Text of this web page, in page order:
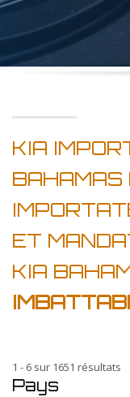
KIA
BAHAMAS
ET
KIA
1 - 6 sur 1651 résultats
Pays